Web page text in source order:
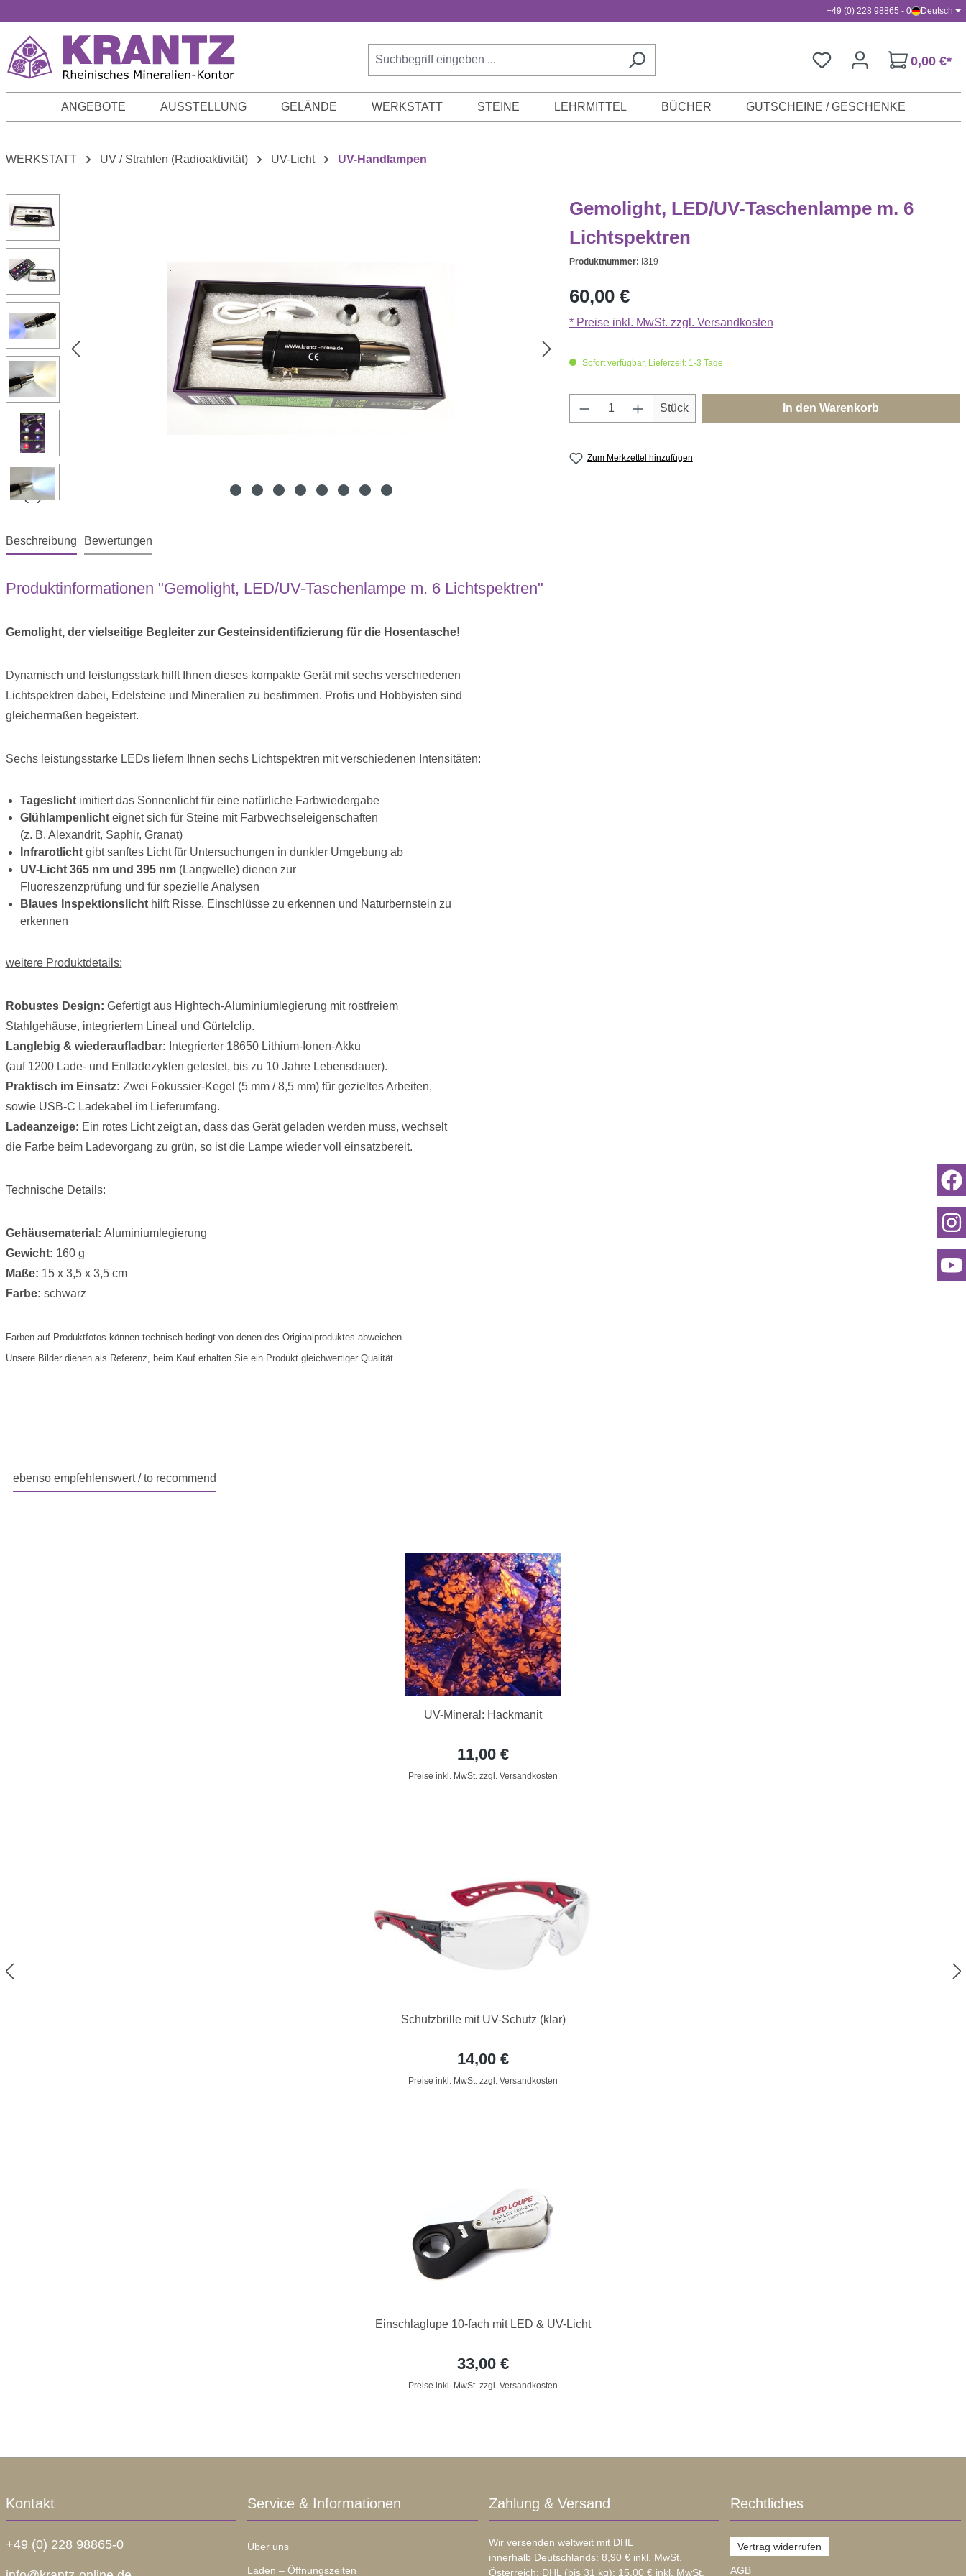
+49 (0) 228 98865 - 0 Deutsch
0,00 €*
ANGEBOTE AUSSTELLUNG GELÄNDE WERKSTATT STEINE LEHRMITTEL BÜCHER GUTSCHEINE / GESCHENKE
WERKSTATT UV / Strahlen (Radioaktivität) UV-Licht UV-Handlampen
Gemolight, LED/UV-Taschenlampe m. 6
Lichtspektren
Produktnummer: I319
Regulärer Preis:
60,00 €
* Preise inkl. MwSt. zzgl. Versandkosten
Sofort verfügbar, Lieferzeit: 1-3 Tage
Produkt Anzahl: Gib den gewünschten Wert ein
Stück In den Warenkorb
Zum Merkzettel hinzufügen
Beschreibung Bewertungen
Produktinformationen "Gemolight, LED/UV-Taschenlampe m. 6 Lichtspektren"
Gemolight, der vielseitige Begleiter zur Gesteinsidentifizierung für die Hosentasche!
Dynamisch und leistungsstark hilft Ihnen dieses kompakte Gerät mit sechs verschiedenen
Lichtspektren dabei, Edelsteine und Mineralien zu bestimmen. Profis und Hobbyisten sind
gleichermaßen begeistert.
Sechs leistungsstarke LEDs liefern Ihnen sechs Lichtspektren mit verschiedenen Intensitäten:
Tageslichtimitiert das Sonnenlicht für eine natürliche Farbwiedergabe
Glühlampenlichteignet sich für Steine mit Farbwechseleigenschaften
(z. B. Alexandrit, Saphir, Granat)
Infrarotlichtgibt sanftes Licht für Untersuchungen in dunkler Umgebung ab
UV-Licht 365 nm und 395 nm(Langwelle) dienen zur
Fluoreszenzprüfung und für spezielle Analysen
Blaues Inspektionslichthilft Risse, Einschlüsse zu erkennen und Naturbernstein zu
erkennen
weitere Produktdetails:
Robustes Design: Gefertigt aus Hightech-Aluminiumlegierung mit rostfreiem
Stahlgehäuse, integriertem Lineal und Gürtelclip.
Langlebig & wiederaufladbar: Integrierter 18650 Lithium-Ionen-Akku
(auf 1200 Lade- und Entladezyklen getestet, bis zu 10 Jahre Lebensdauer).
Praktisch im Einsatz: Zwei Fokussier-Kegel (5 mm / 8,5 mm) für gezieltes Arbeiten,
sowie USB-C Ladekabel im Lieferumfang.
Ladeanzeige: Ein rotes Licht zeigt an, dass das Gerät geladen werden muss, wechselt
die Farbe beim Ladevorgang zu grün, so ist die Lampe wieder voll einsatzbereit.
Technische Details:
Gehäusematerial: Aluminiumlegierung
Gewicht: 160 g
Maße: 15 x 3,5 x 3,5 cm
Farbe: schwarz
Farben auf Produktfotos können technisch bedingt von denen des Originalproduktes abweichen.
Unsere Bilder dienen als Referenz, beim Kauf erhalten Sie ein Produkt gleichwertiger Qualität.
ebenso empfehlenswert / to recommend
UV-Mineral: Hackmanit
11,00 €
Preise inkl. MwSt. zzgl. Versandkosten
Schutzbrille mit UV-Schutz (klar)
14,00 €
Preise inkl. MwSt. zzgl. Versandkosten
Einschlaglupe 10-fach mit LED & UV-Licht
33,00 €
Preise inkl. MwSt. zzgl. Versandkosten
Kontakt
+49 (0) 228 98865-0
Service & Informationen
Über uns
Laden – Öffnungszeiten
Zahlung & Versand
Wir versenden weltweit mit DHL
innerhalb Deutschlands: 8,90 € inkl. MwSt.
Österreich: DHL (bis 31 kg): 15,00 € inkl. MwSt.
Rechtliches
Vertrag widerrufen
AGB